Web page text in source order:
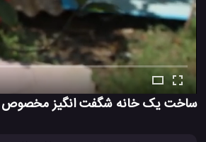
ساخت یک خانه شگفت انگیز مخصوص